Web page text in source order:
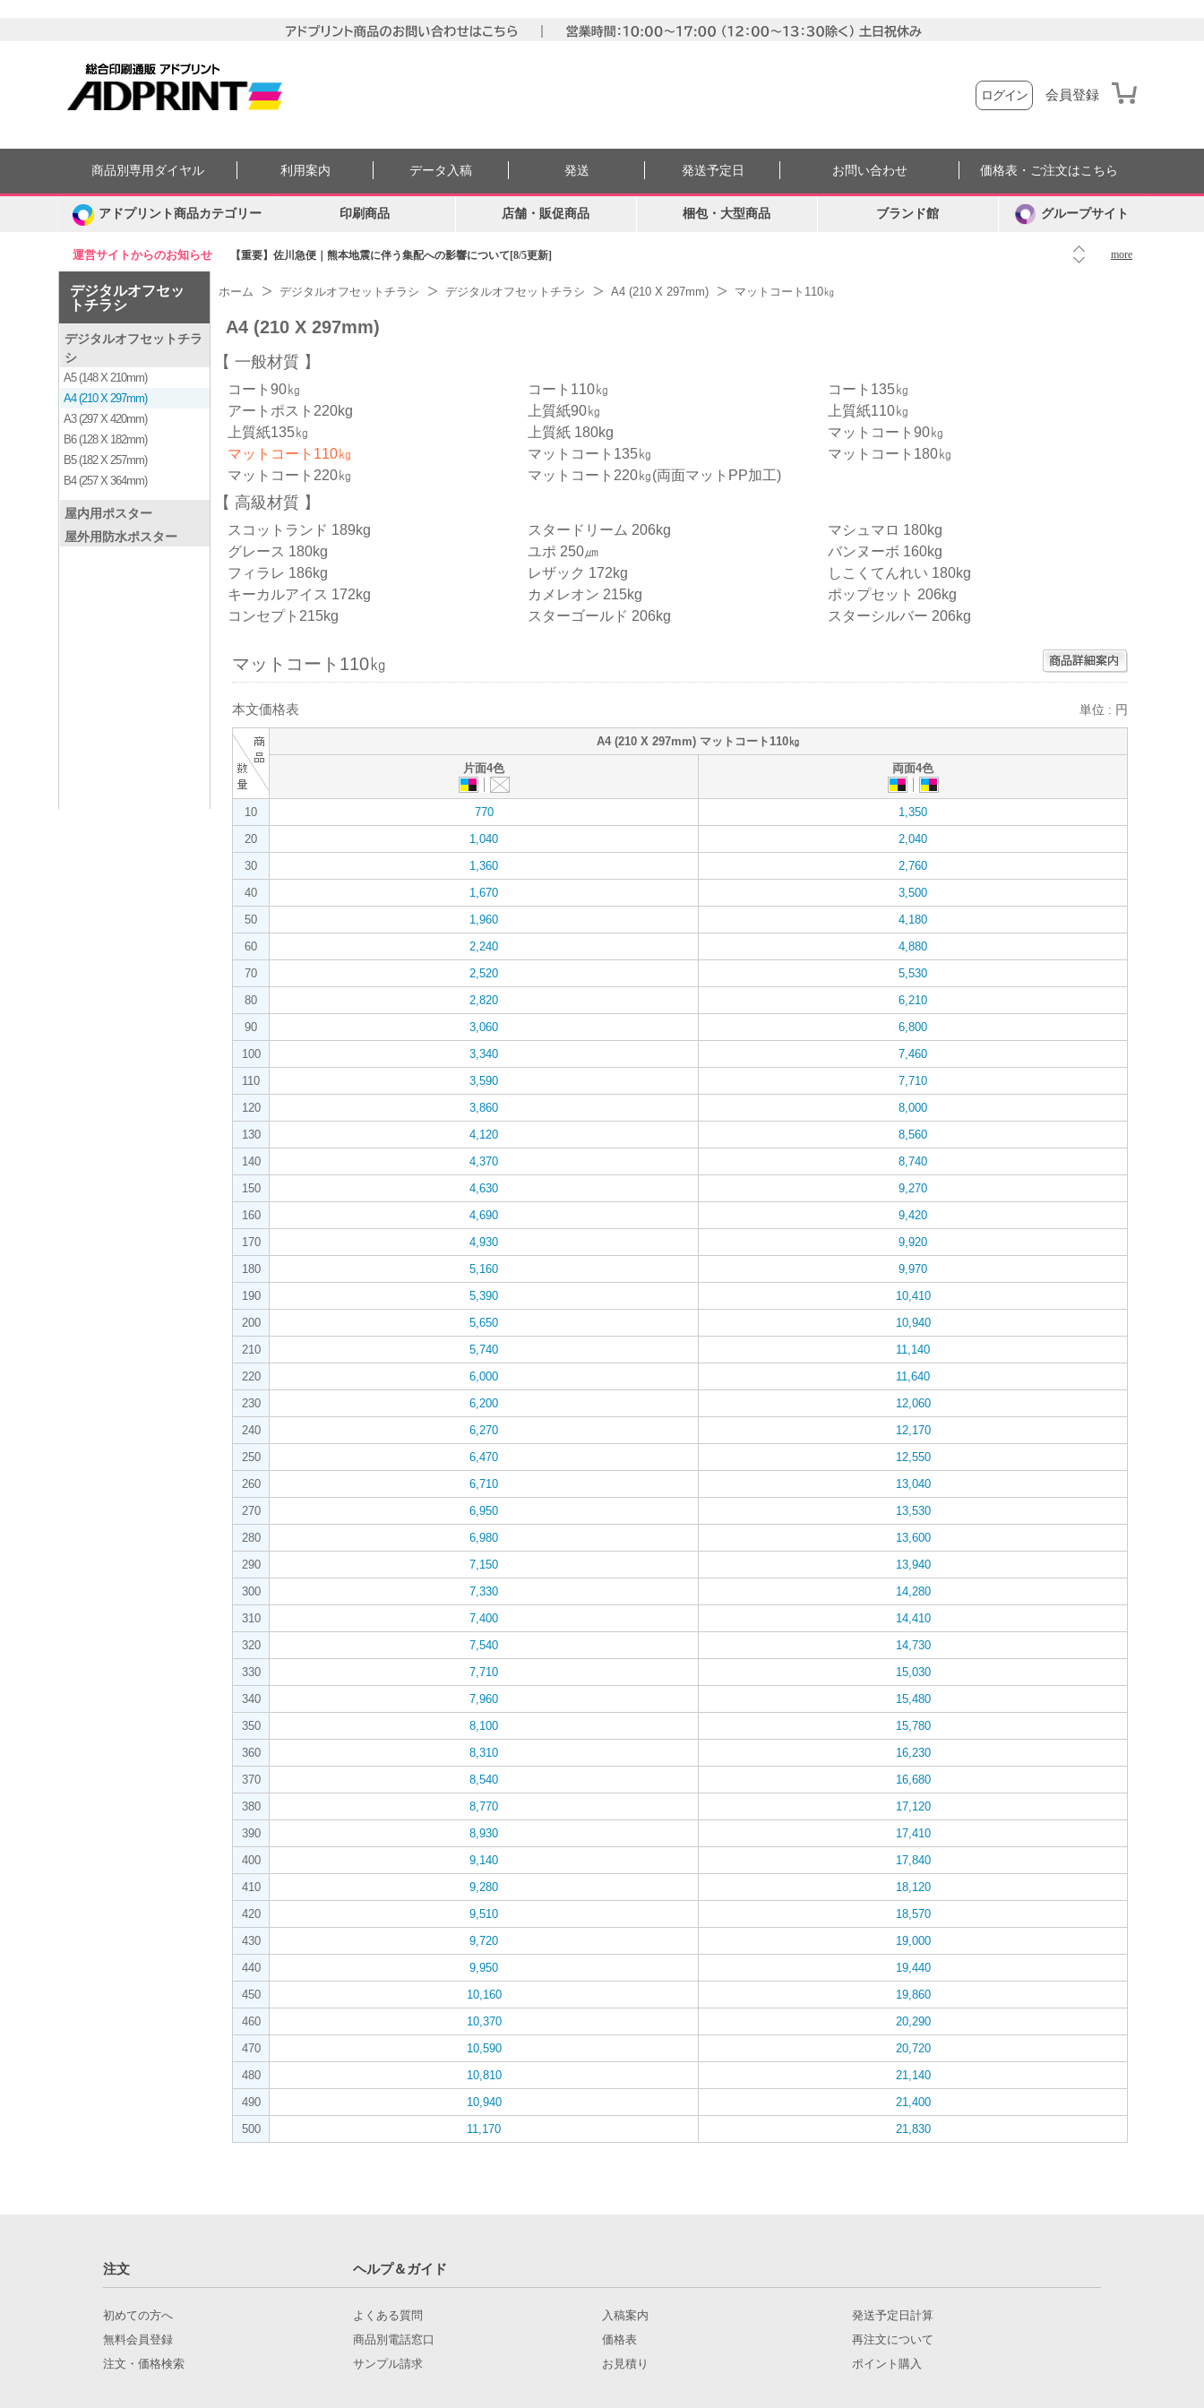
ログイン 会員登録
運営サイトからのお知らせ 【重要】佐川急便｜熊本地震に伴う集配への影響について[8/5更新] more
商品別専用ダイヤル 利用案内 データ入稿 発送 発送予定日 お問い合わせ 価格表・ご注文はこちら
アドプリント商品カテゴリー 印刷商品 店舗・販促商品 梱包・大型商品 ブランド館 グループサイト
デジタルオフセッ
トチラシ
デジタルオフセットチラ
シ
A5 (148 X 210mm)
A4 (210 X 297mm)
A3 (297 X 420mm)
B6 (128 X 182mm)
B5 (182 X 257mm)
B4 (257 X 364mm)
屋内用ポスター
屋外用防水ポスター
ホーム デジタルオフセットチラシ デジタルオフセットチラシ A4 (210 X 297mm) マットコート110㎏
A4 (210 X 297mm)
一般材質
コート90㎏ コート110㎏
コート135㎏
アートポスト220kg
上質紙90㎏
上質紙110㎏
上質紙135㎏
上質紙 180kg
マットコート90㎏
マットコート110㎏
マットコート135㎏
マットコート180㎏
マットコート220㎏
マットコート220㎏(両面マットPP加工)
高級材質
スコットランド 189kg スタードリーム 206kg
マシュマロ 180kg
グレース 180kg
ユポ 250㎛
バンヌーボ 160kg
フィラレ 186kg
レザック 172kg
しこくてんれい 180kg
キーカルアイス 172kg
カメレオン 215kg
ポップセット 206kg
コンセプト215kg
スターゴールド 206kg スターシルバー 206kg
マットコート110㎏
本文価格表 単位 : 円
A4 (210 X 297mm) マットコート110㎏
片面4色
両面4色
10 770
1,350
20
1,040
2,040
30
1,360
2,760
40
1,670
3,500
50
1,960
4,180
60
2,240
4,880
70
2,520
5,530
80
2,820
6,210
90
3,060
6,800
100
3,340
7,460
110
3,590
7,710
120
3,860
8,000
130
4,120
8,560
140
4,370
8,740
150
4,630
9,270
160
4,690
9,420
170
4,930
9,920
180
5,160
9,970
190
5,390
10,410
200
5,650
10,940
210
5,740
11,140
220
6,000
11,640
230
6,200
12,060
240
6,270
12,170
250
6,470
12,550
260
6,710
13,040
270
6,950
13,530
280
6,980
13,600
290
7,150
13,940
300
7,330
14,280
310
7,400
14,410
320
7,540
14,730
330
7,710
15,030
340
7,960
15,480
350
8,100
15,780
360
8,310
16,230
370
8,540
16,680
380
8,770
17,120
390
8,930
17,410
400
9,140
17,840
410
9,280
18,120
420
9,510
18,570
430
9,720
19,000
440
9,950
19,440
450
10,160
19,860
460
10,370
20,290
470
10,590
20,720
480
10,810
21,140
490
10,940
21,400
500
11,170 21,830
注文 ヘルプ＆ガイド
初めての方へ
無料会員登録
注文・価格検索
よくある質問
商品別電話窓口
サンプル請求
入稿案内
価格表
お見積り
発送予定日計算
再注文について
ポイント購入